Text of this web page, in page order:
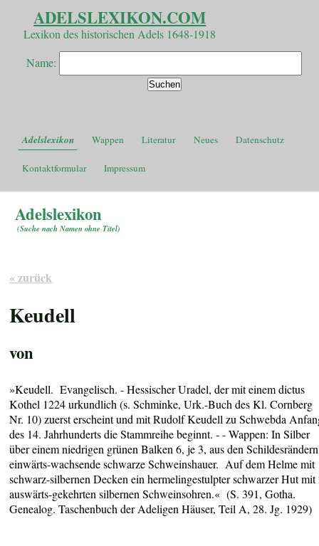
ADELSLEXIKON.COM
Lexikon des historischen Adels 1648-1918
Name:
Adelslexikon Wappen Literatur Neues Datenschutz
Kontaktformular Impressum
Adelslexikon
(Suche nach Namen ohne Titel)
« zurück
Keudell
von
»Keudell. Evangelisch. - Hessischer Uradel, der mit einem dictus
Kothel 1224 urkundlich (s. Schminke, Urk.-Buch des Kl. Cornberg
Nr. 10) zuerst erscheint und mit Rudolf Keudell zu Schwebda
des 14. Jahrhunderts die Stammreihe beginnt. - - Wappen: In Silber
über einem niedrigen grünen Balken 6, je 3, aus den Schildesrändern
einwärts-wachsende schwarze Schweinshauer. Auf dem Helme mit
schwarz-silbernen Decken ein hermelingestulpter schwarzer Hut mit
auswärts-gekehrten silbernen Schweinsohren.« (S. 391, Gotha.
Genealog. Taschenbuch der Adeligen Häuser, Teil A, 28. Jg. 1929)